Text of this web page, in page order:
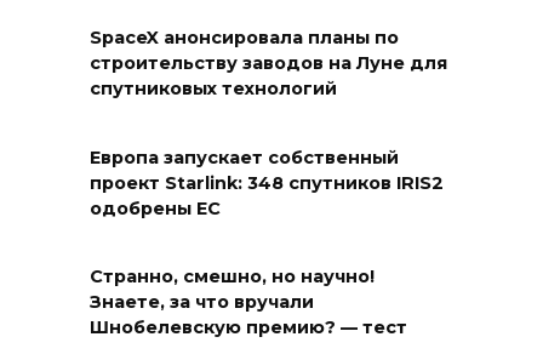
SpaceX анонсировала планы по
строительству заводов на Луне для
спутниковых технологий
Европа запускает собственный
проект Starlink: 348 спутников IRIS2
одобрены ЕС
Странно, смешно, но научно!
Знаете, за что вручали
Шнобелевскую премию? — тест